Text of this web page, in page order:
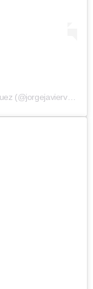
En tabla|puesto shared by Jorge Javier Vázquez (@jorgejaviervazquez)